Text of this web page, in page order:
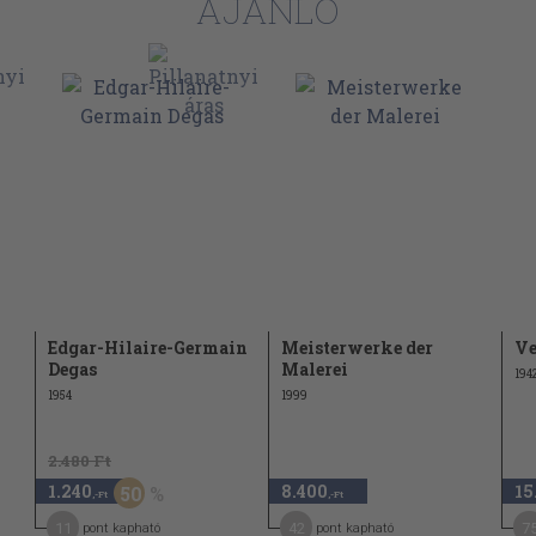
AJÁNLÓ
Edgar-Hilaire-Germain
Degas
1954
2.480 Ft
1.240 ,-Ft 50
pont kapható
Meisterwerke der
Malerei
1999
8.400 ,-Ft
pont kapható